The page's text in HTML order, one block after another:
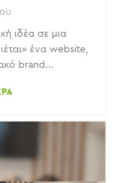
ιδέα σε μια
ένα website,
brand...